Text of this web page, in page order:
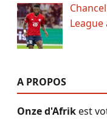
League
A PROPOS
Onze d'Afrikest